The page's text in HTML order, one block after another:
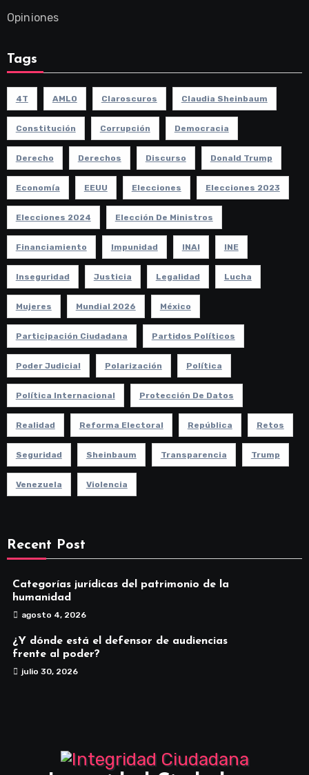
Opiniones
Tags
4T AMLO Claroscuros Claudia Sheinbaum
Constitución Corrupción Democracia
Derecho Derechos Discurso Donald Trump
Economía EEUU Elecciones Elecciones 2023
Elecciones 2024 Elección De Ministros
Financiamiento Impunidad INAI INE
Inseguridad Justicia Legalidad Lucha
Mujeres Mundial 2026 México
Participación Ciudadana Partidos Políticos
Poder Judicial Polarización Política
Política Internacional Protección De Datos
Realidad Reforma Electoral República Retos
Seguridad Sheinbaum Transparencia Trump
Venezuela Violencia
Recent Post
Categorías jurídicas del patrimonio de la
humanidad
agosto 4, 2026
¿Y dónde está el defensor de audiencias
frente al poder?
julio 30, 2026